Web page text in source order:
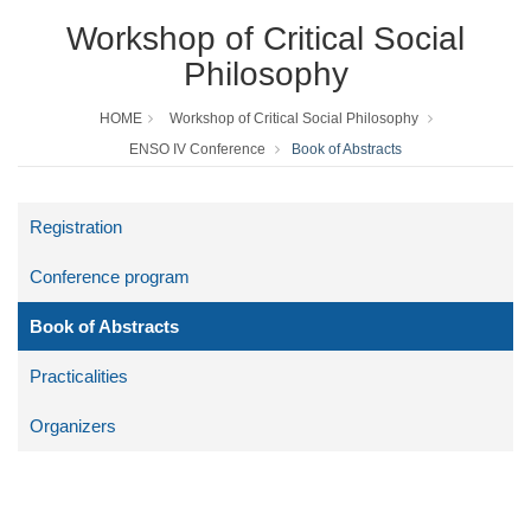
Workshop of Critical Social
Philosophy
HOME
Workshop of Critical Social Philosophy
ENSO IV Conference
Book of Abstracts
Registration
Conference program
Book of Abstracts
Practicalities
Organizers